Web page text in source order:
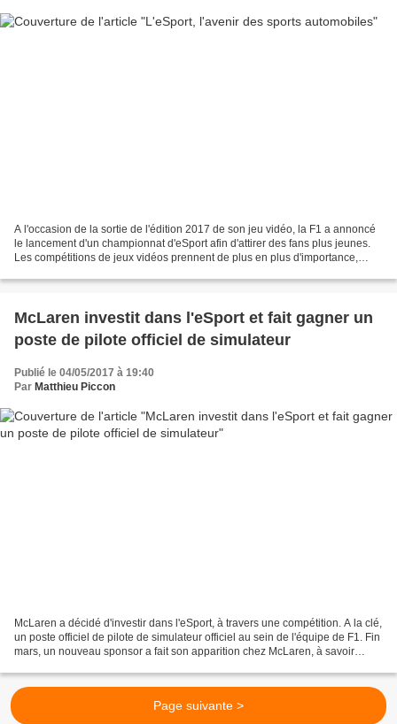
A l'occasion de la sortie de l'édition 2017 de son jeu vidéo, la F1 a annoncé
le lancement d'un championnat d'eSport afin d'attirer des fans plus jeunes.
Les compétitions de jeux vidéos prennent de plus en plus d'importance,
McLaren investit dans l'eSport et fait gagner un
poste de pilote officiel de simulateur
Publié le 04/05/2017 à 19:40
Par Matthieu Piccon
McLaren a décidé d'investir dans l'eSport, à travers une compétition. A la clé,
un poste officiel de pilote de simulateur officiel au sein de l'équipe de F1. Fin
mars, un nouveau sponsor a fait son apparition chez McLaren, à savoir
Page suivante >